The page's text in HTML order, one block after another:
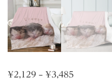
¥2,129 – ¥3,485